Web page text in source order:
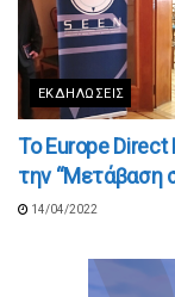
ΕΚΔΗΛΏΣΕΙΣ
Το Europe Direct
την “Μετάβαση
14/04/2022